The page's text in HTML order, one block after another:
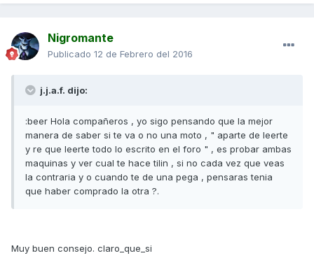
Nigromante
Publicado 12 de Febrero del 2016
j.j.a.f. dijo:
:beer Hola compañeros , yo sigo pensando que la mejor
manera de saber si te va o no una moto , " aparte de leerte
y re que leerte todo lo escrito en el foro " , es probar ambas
maquinas y ver cual te hace tilin , si no cada vez que veas
la contraria y o cuando te de una pega , pensaras tenia
que haber comprado la otra ?.
Muy buen consejo. claro_que_si